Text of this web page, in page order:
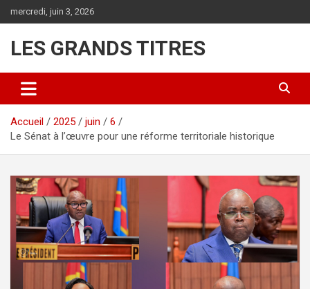
au
mercredi, juin 3, 2026
LES GRANDS TITRES
Accueil 2025 juin
6
Le Sénat à l’œuvre pour une réforme territoriale historique